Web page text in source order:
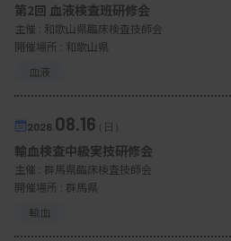
第2回 血液検査班研修会
主催 : 和歌山県臨床検査技師会
開催場所 : 和歌山県
血液
2026. 08.16（日）
輸血検査中級実技研修会
主催 : 群馬県臨床検査技師会
開催場所 : 群馬県
輸血